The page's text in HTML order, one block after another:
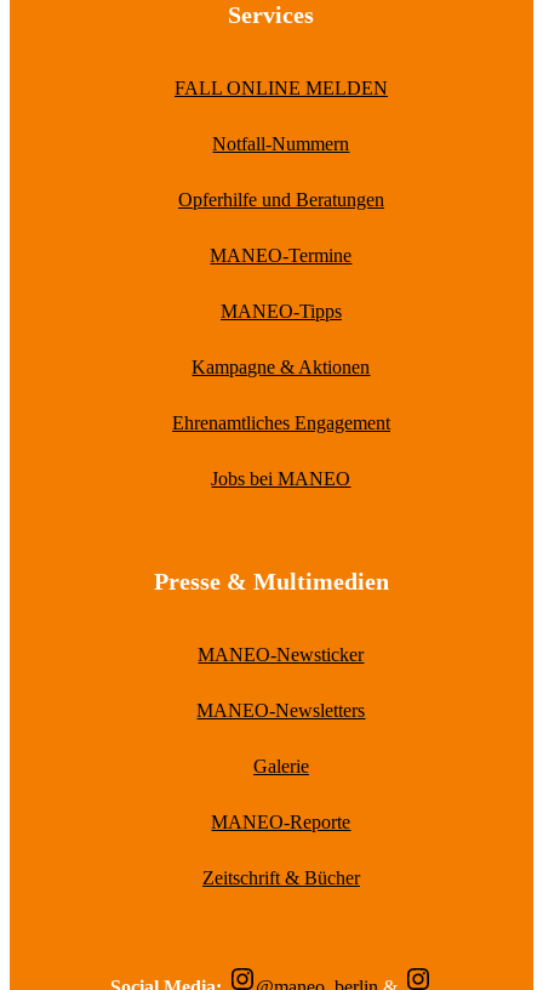
Services
FALL ONLINE MELDEN
Notfall-Nummern
Opferhilfe und Beratungen
MANEO-Termine
MANEO-Tipps
Kampagne & Aktionen
Ehrenamtliches Engagement
Jobs bei MANEO
Presse & Multimedien
MANEO-Newsticker
MANEO-Newsletters
Galerie
MANEO-Reporte
Zeitschrift & Bücher